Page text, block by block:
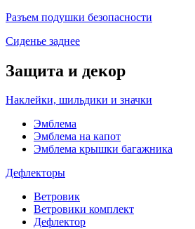
Разъем подушки безопасности
Сиденье заднее
Защита и декор
Наклейки, шильдики и значки
Эмблема
Эмблема на капот
Эмблема крышки багажника
Дефлекторы
Ветровик
Ветровики комплект
Дефлектор